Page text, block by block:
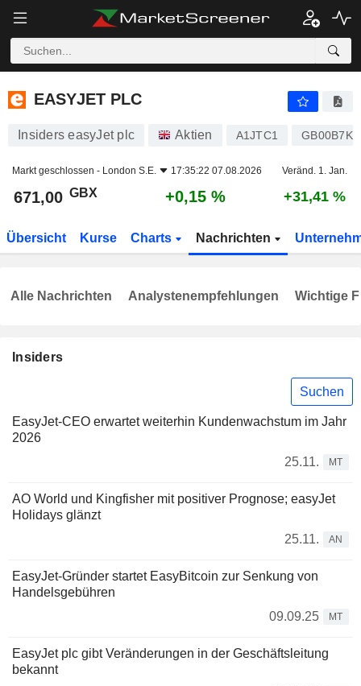
EASYJET PLC
EASYJET PLC
Insiders easyJet plc Aktien A1JTC1
Markt geschlossen - London S.E. 17:35:22 07.08.2026 Veränd. 1. Jan.
671,00 GBX +0,15 % +31,41 %
Übersicht Kurse Charts Nachrichten
Insiders
Suchen
EasyJet-CEO erwartet weiterhin Kundenwachstum im Jahr
2026
25.11.
MT
AO World und Kingfisher mit positiver Prognose; easyJet
Holidays glänzt
25.11.
AN
EasyJet-Gründer startet EasyBitcoin zur Senkung von
Handelsgebühren
09.09.25
MT
EasyJet plc gibt Veränderungen in der Geschäftsleitung
bekannt
Alle Nachrichten Analystenempfehlungen Wichtige